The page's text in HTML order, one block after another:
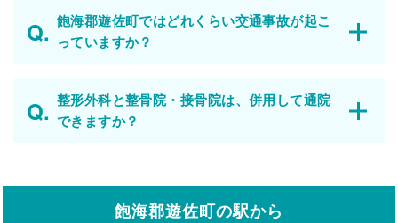
飽海郡遊佐町ではどれくらい交通事故が起こ
っていますか？
整形外科と整骨院・接骨院は、併用して通院
できますか？
飽海郡遊佐町の駅から